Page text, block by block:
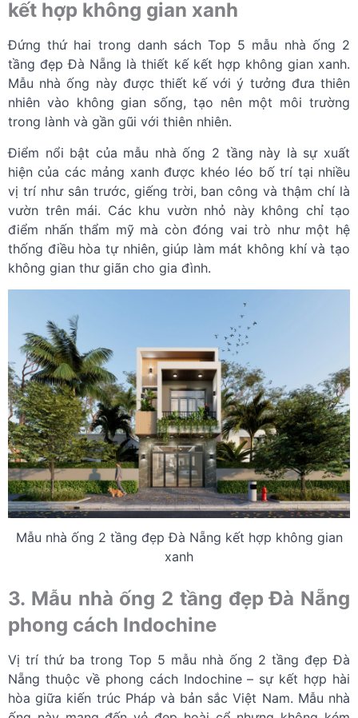
kết hợp không gian xanh
Đứng thứ hai trong danh sách Top 5 mẫu nhà ống 2
tầng đẹp Đà Nẵng là thiết kế kết hợp không gian xanh.
Mẫu nhà ống này được thiết kế với ý tưởng đưa thiên
nhiên vào không gian sống, tạo nên một môi trường
trong lành và gần gũi với thiên nhiên.
Điểm nổi bật của mẫu nhà ống 2 tầng này là sự xuất
hiện của các mảng xanh được khéo léo bố trí tại nhiều
vị trí như sân trước, giếng trời, ban công và thậm chí là
vườn trên mái. Các khu vườn nhỏ này không chỉ tạo
điểm nhấn thẩm mỹ mà còn đóng vai trò như một hệ
thống điều hòa tự nhiên, giúp làm mát không khí và tạo
không gian thư giãn cho gia đình.
Mẫu nhà ống 2 tầng đẹp Đà Nẵng kết hợp không gian
xanh
3. Mẫu nhà ống 2 tầng đẹp Đà Nẵng
phong cách Indochine
Vị trí thứ ba trong Top 5 mẫu nhà ống 2 tầng đẹp Đà
Nẵng thuộc về phong cách Indochine – sự kết hợp hài
hòa giữa kiến trúc Pháp và bản sắc Việt Nam. Mẫu nhà